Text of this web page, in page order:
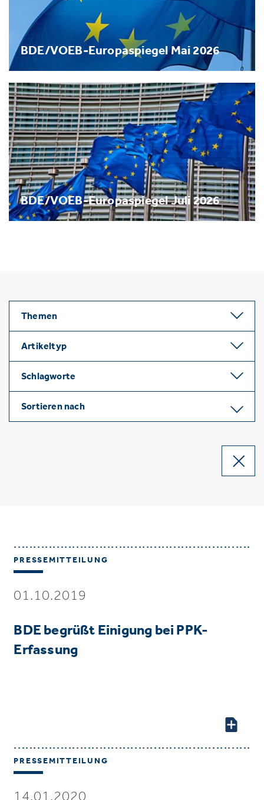
BDE/VOEB-Europaspiegel Mai 2026
BDE/VOEB-Europaspiegel Juli 2026
Themen
Artikeltyp
Schlagworte
Sortieren nach
PRESSEMITTEILUNG
01.10.2019
BDE begrüßt Einigung bei PPK-
Erfassung
PRESSEMITTEILUNG
14.01.2020